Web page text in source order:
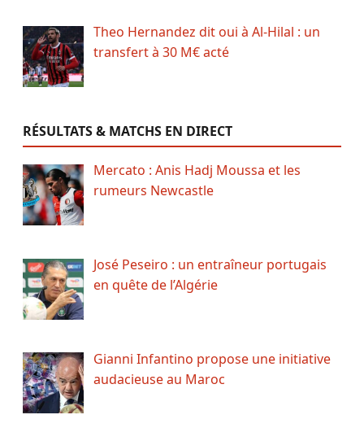
Theo Hernandez dit oui à Al-Hilal : un
transfert à 30 M€ acté
RÉSULTATS & MATCHS EN DIRECT
Mercato : Anis Hadj Moussa et les
rumeurs Newcastle
José Peseiro : un entraîneur portugais
en quête de l’Algérie
Gianni Infantino propose une initiative
audacieuse au Maroc